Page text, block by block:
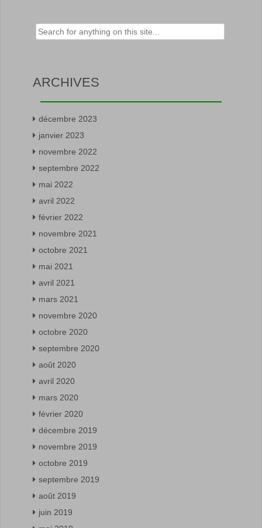
Rechercher :
ARCHIVES
décembre 2023
janvier 2023
novembre 2022
septembre 2022
mai 2022
avril 2022
février 2022
novembre 2021
octobre 2021
mai 2021
avril 2021
mars 2021
novembre 2020
octobre 2020
septembre 2020
août 2020
avril 2020
mars 2020
février 2020
décembre 2019
novembre 2019
octobre 2019
septembre 2019
août 2019
juin 2019